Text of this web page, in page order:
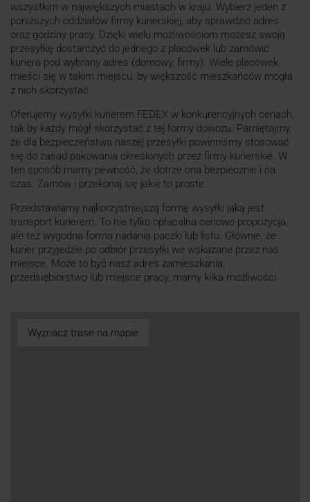
wszystkim w największych miastach w kraju. Wybierz jeden z
poniższych oddziałów firmy kurierskiej, aby sprawdzić adres
oraz godziny pracy. Dzięki wielu możliwościom możesz swoją
przesyłkę dostarczyć do jednego z placówek lub zamówić
kuriera pod wybrany adres (domowy, firmy). Wiele placówek
mieści się w takim miejscu, by większość mieszkańców mogła
z nich skorzystać.
Oferujemy wysyłki kurierem FEDEX w konkurencyjnych cenach,
tak by każdy mógł skorzystać z tej formy dowozu. Pamiętajmy,
że dla bezpieczeństwa naszej przesyłki powinniśmy stosować
się do zasad pakowania określonych przez firmy kurierskie. W
ten sposób mamy pewność, że dotrze ona bezpiecznie i na
czas. Zamów i przekonaj się jakie to proste.
Przedstawiamy najkorzystniejszą formę wysyłki jaką jest
transport kurierem. To nie tylko opłacalna cenowo propozycja,
ale też wygodna forma nadania paczki lub listu. Głównie, że
kurier przyjedzie po odbiór przesyłki we wskazane przez nas
miejsce. Może to być nasz adres zamieszkania,
przedsiębiorstwo lub miejsce pracy, mamy kilka możliwości.
Wyznacz trase na mapie